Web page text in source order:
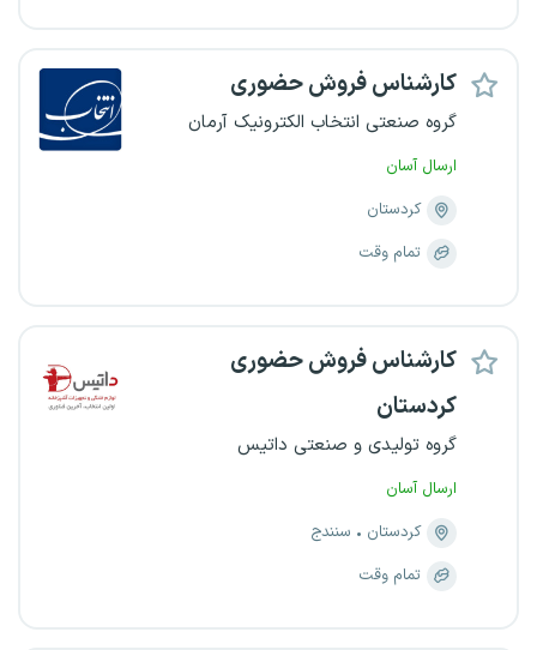
کارشناس فروش حضوری
گروه صنعتی انتخاب الکترونیک آرمان
ارسال آسان
کردستان
تمام وقت
کارشناس فروش حضوری
کردستان
گروه تولیدی و صنعتی داتیس
ارسال آسان
کردستان
سنندج
تمام وقت